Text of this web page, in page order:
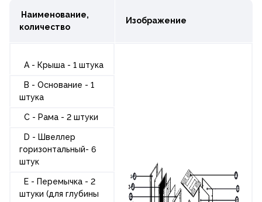
Наименование,
количество
Изображение
A - Крыша - 1 штука
B - Основание - 1
штука
C - Рама - 2 штуки
D - Швеллер
горизонтальный- 6
штук
E - Перемычка - 2
штуки (для глубины